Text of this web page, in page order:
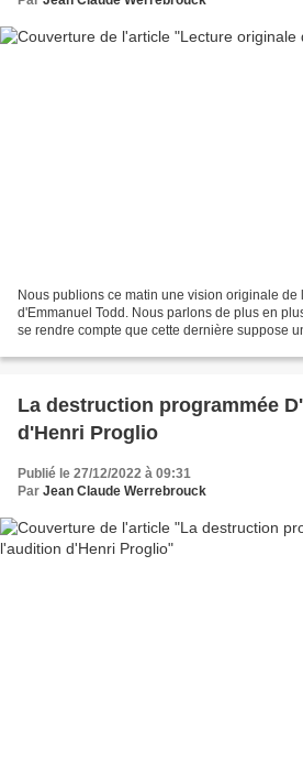
Nous publions ce matin une vision originale de
d'Emmanuel Todd. Nous parlons de plus en
se rendre compte que cette dernière suppose
La destruction programmée
d'Henri Proglio
Publié le 27/12/2022 à 09:31
Par Jean Claude Werrebrouck